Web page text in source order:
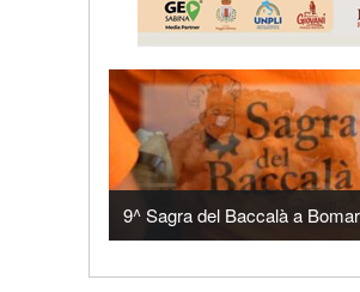
9^ Sagra del Baccalà a